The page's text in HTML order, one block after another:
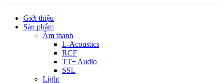
Giới thiệu
Sản phẩm
Âm thanh
L-Acoustics
RCF
TT+ Audio
SSL
Light